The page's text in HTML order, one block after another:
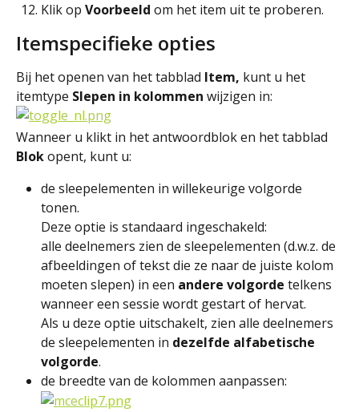
Klik op Voorbeeld om het item uit te proberen.
Itemspecifieke opties
Bij het openen van het tabblad Item, kunt u het
itemtype Slepen in kolommen wijzigen in:
Wanneer u klikt in het antwoordblok en het tabblad
Blok opent, kunt u:
de sleepelementen in willekeurige volgorde
tonen.
Deze optie is standaard ingeschakeld:
alle deelnemers zien de sleepelementen (d.w.z. de
afbeeldingen of tekst die ze naar de juiste kolom
moeten slepen) in een andere volgorde telkens
wanneer een sessie wordt gestart of hervat.
Als u deze optie uitschakelt, zien alle deelnemers
de sleepelementen in dezelfde alfabetische
volgorde.
de breedte van de kolommen aanpassen: